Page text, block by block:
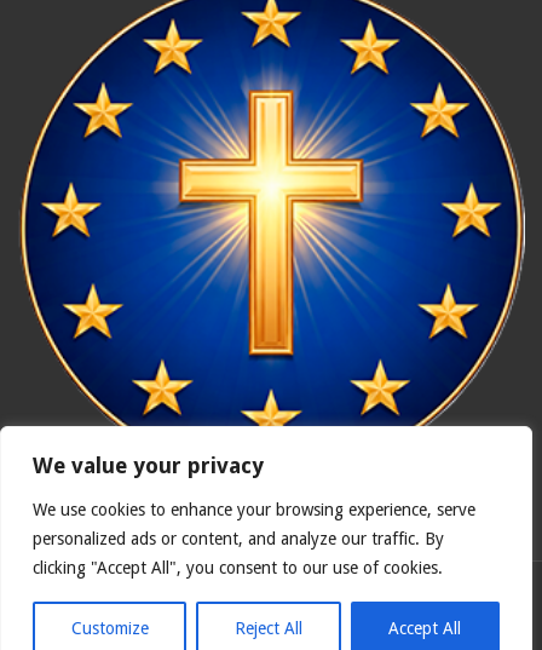
We value your privacy
We use cookies to enhance your browsing experience, serve
personalized ads or content, and analyze our traffic. By
clicking "Accept All", you consent to our use of cookies.
Customize Reject All Accept All
In nómine Patris, et Fílii, et Spíritus Sancti. Amen.